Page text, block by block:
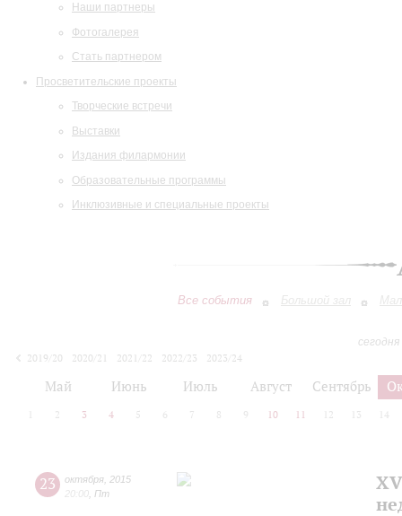
Наши партнеры
Фотогалерея
Стать партнером
Просветительские проекты
Творческие встречи
Выставки
Издания филармонии
Образовательные программы
Инклюзивные и специальные проекты
Все события Большой зал
2019/20
2020/21 2021/22 2022/23
2023/24
Май Июнь Июль Август Сентябрь
2 3 4 5 6 7 8 9 10 11 12 13 14
23 октября 2015
20:00 Пт